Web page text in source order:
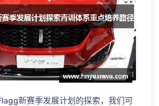
新赛季发展计划的探索，我们可